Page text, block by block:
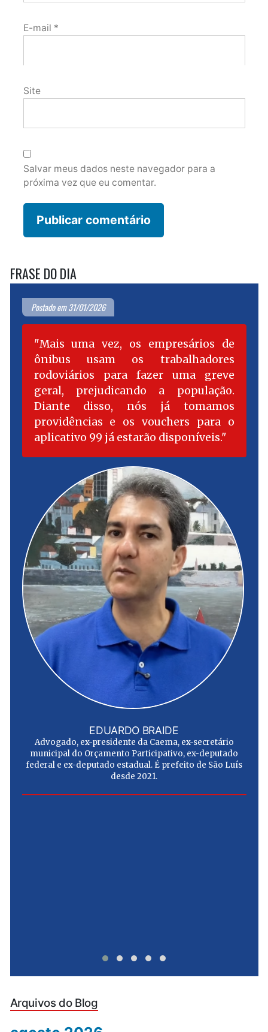
E-mail *
Site
Salvar meus dados neste navegador para a
próxima vez que eu comentar.
FRASE DO DIA
Postado em 31/01/2026
Mais uma vez, os empresários de
ônibus usam os trabalhadores
rodoviários para fazer uma greve
geral, prejudicando a população.
Diante disso, nós já tomamos
providências e os vouchers para o
aplicativo 99 já estarão disponíveis.
EDUARDO BRAIDE
Advogado, ex-presidente da Caema, ex-secretário
municipal do Orçamento Participativo, ex-deputado
federal e ex-deputado estadual. É prefeito de São Luís
desde 2021.
Arquivos do Blog